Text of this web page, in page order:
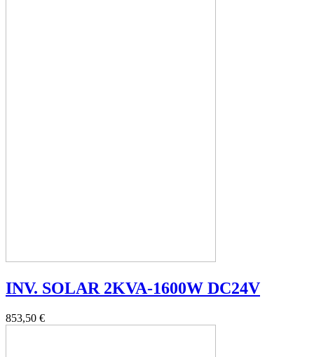
INV. SOLAR 2KVA-1600W DC24V
853,50 €